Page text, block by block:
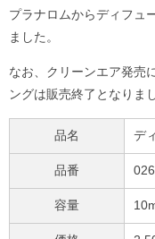
プラナロムからディフュ
ました。
なお、クリーンエア発売
ングは販売終了となりま
品名 デ
品番
容量